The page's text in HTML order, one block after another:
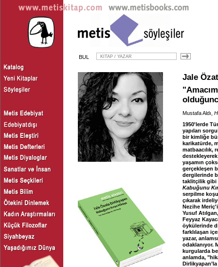
BUL
Jale
Mustafa Aldı,
1950'lerde
yapıları
bir kimliğe
karikatürde,
matbaacılık,
yaşamın
gerçekleşen
dergilerinde
taklitçilik gibi
Kabuğunu
serpilme
çıkarak
Nezihe
Yusuf
Feyyaz
öykülerinde
farklılaşan
yazar,
odaklanıyor.
kurgularda
anlamda,